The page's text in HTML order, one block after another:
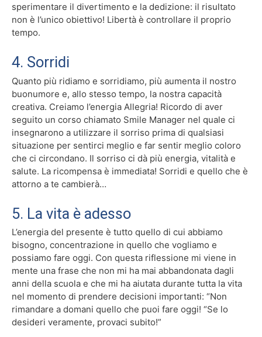
sperimentare il divertimento e la dedizione: il risultato
non è l’unico obiettivo! Libertà è controllare il proprio
tempo.
4. Sorridi
Quanto più ridiamo e sorridiamo, più aumenta il nostro
buonumore e, allo stesso tempo, la nostra capacità
creativa. Creiamo l’energia Allegria! Ricordo di aver
seguito un corso chiamato Smile Manager nel quale ci
insegnarono a utilizzare il sorriso prima di qualsiasi
situazione per sentirci meglio e far sentir meglio coloro
che ci circondano. Il sorriso ci dà più energia, vitalità e
salute. La ricompensa è immediata! Sorridi e quello che è
attorno a te cambierà…
5. La vita è adesso
L’energia del presente è tutto quello di cui abbiamo
bisogno, concentrazione in quello che vogliamo e
possiamo fare oggi. Con questa riflessione mi viene in
mente una frase che non mi ha mai abbandonata dagli
anni della scuola e che mi ha aiutata durante tutta la vita
nel momento di prendere decisioni importanti: “Non
rimandare a domani quello che puoi fare oggi! “Se lo
desideri veramente, provaci subito!”